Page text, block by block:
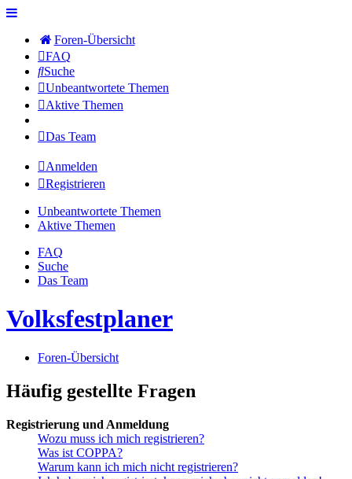
Foren-Übersicht
FAQ
Suche
Unbeantwortete Themen
Aktive Themen
Das Team
Anmelden
Registrieren
Unbeantwortete Themen
Aktive Themen
FAQ
Suche
Das Team
Volksfestplaner
Foren-Übersicht
Häufig gestellte Fragen
Registrierung und Anmeldung
Wozu muss ich mich registrieren?
Was ist COPPA?
Warum kann ich mich nicht registrieren?